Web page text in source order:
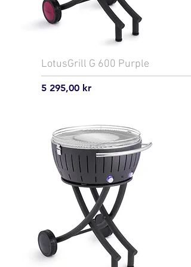
LotusGrill G 600 Purple
Pris
5 295,00 kr